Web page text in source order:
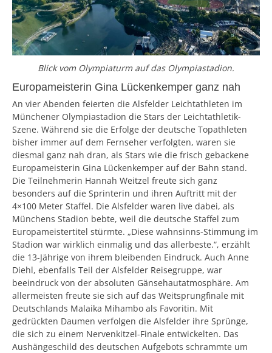
Blick vom Olympiaturm auf das Olympiastadion.
Europameisterin Gina Lückenkemper ganz nah
An vier Abenden feierten die Alsfelder Leichtathleten im
Münchener Olympiastadion die Stars der Leichtathletik-
Szene. Während sie die Erfolge der deutsche Topathleten
bisher immer auf dem Fernseher verfolgten, waren sie
diesmal ganz nah dran, als Stars wie die frisch gebackene
Europameisterin Gina Lückenkemper auf der Bahn stand.
Die Teilnehmerin Hannah Weitzel freute sich ganz
besonders auf die Sprinterin und ihren Auftritt mit der
4×100 Meter Staffel. Die Alsfelder waren live dabei, als
Münchens Stadion bebte, weil die deutsche Staffel zum
Europameistertitel stürmte. „Diese wahnsinns-Stimmung im
Stadion war wirklich einmalig und das allerbeste.“, erzählt
die 13-Jährige von ihrem bleibenden Eindruck. Auch Anne
Diehl, ebenfalls Teil der Alsfelder Reisegruppe, war
beeindruck von der absoluten Gänsehautatmosphäre. Am
allermeisten freute sie sich auf das Weitsprungfinale mit
Deutschlands Malaika Mihambo als Favoritin. Mit
gedrückten Daumen verfolgen die Alsfelder ihre Sprünge,
die sich zu einem Nervenkitzel-Finale entwickelten. Das
Aushängeschild des deutschen Aufgebots schrammte um